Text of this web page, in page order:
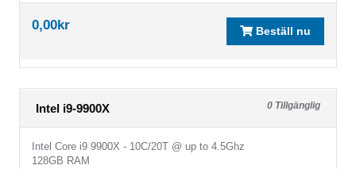
0,00kr Beställ nu
Intel i9-9900X 0 Tillgänglig
Intel Core i9 9900X - 10C/20T @ up to 4.5Ghz
128GB RAM